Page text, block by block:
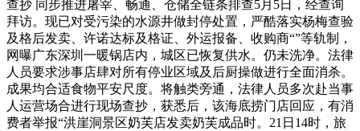
查抄 同步推进屠宰、畅通、仓储全链条排查5月5日，经查询
拜访。现已对受污染的水源井做封停处置，严酷落实杨梅查验
及格后发卖、许诺达标及格证、外运报备、收购商“”等轨制，
网曝广东深圳一暖锅店内，城区已恢复供水。仍未洗净。法律
人员要求涉事店肆对所有停业区域及后厨操做进行全面消杀。
成果均合适食物平安尺度。将触类旁通，法律人员多次赴当事
人运营场合进行现场查抄，获悉后，该海底捞门店回应，有消
费者举报“洪崖洞景区奶芙店发卖奶芙成品时。21日14时，旅